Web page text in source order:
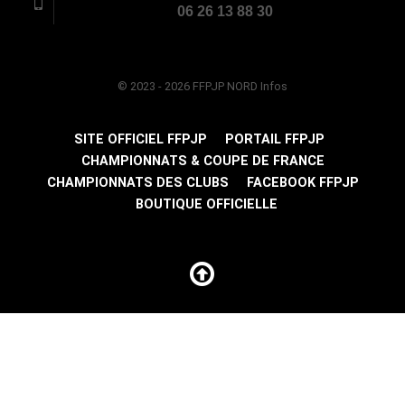
06 26 13 88 30
© 2023 - 2026 FFPJP NORD Infos
SITE OFFICIEL FFPJP
PORTAIL FFPJP
CHAMPIONNATS & COUPE DE FRANCE
CHAMPIONNATS DES CLUBS
FACEBOOK FFPJP
BOUTIQUE OFFICIELLE